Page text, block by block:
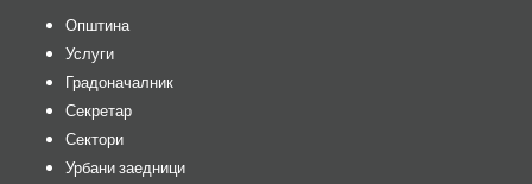
Општина
Услуги
Градоначалник
Секретар
Сектори
Урбани заедници